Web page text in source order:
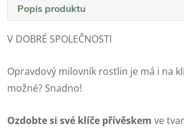
Popis produktu
V DOBRÉ SPOLEČNOSTI
Opravdový milovník rostlin je má i na
možné? Snadno!
Ozdobte si své klíče přívěskem ve